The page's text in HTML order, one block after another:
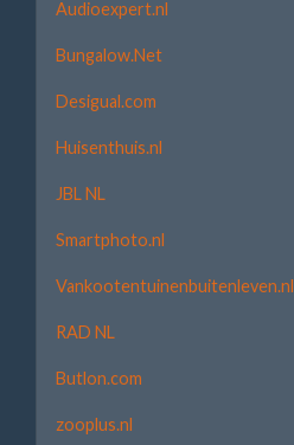
Audioexpert.nl
Bungalow.Net
Desigual.com
Huisenthuis.nl
JBL NL
Smartphoto.nl
Vankootentuinenbuitenleven.nl
RAD NL
Butlon.com
zooplus.nl